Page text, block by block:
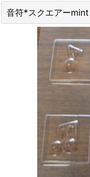
音符*スクエアーmint